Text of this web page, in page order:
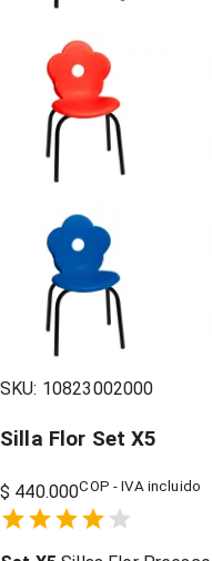
SKU: 10823002000
Silla Flor Set X5
$ 440.000COP - IVA incluido
1 Star,
2 Stars,
3 Stars,
4 Stars,
5 Stars,